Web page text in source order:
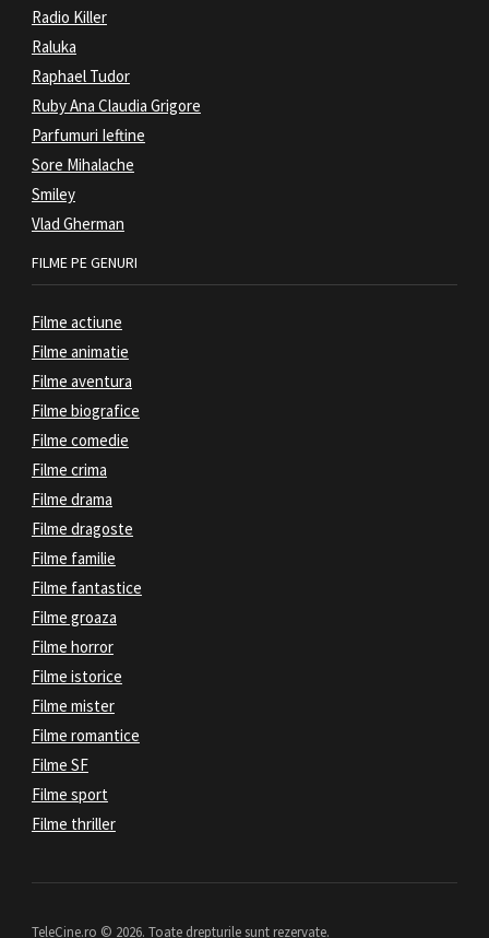
Radio Killer
Raluka
Raphael Tudor
Ruby Ana Claudia Grigore
Parfumuri Ieftine
Sore Mihalache
Smiley
Vlad Gherman
FILME PE GENURI
Filme actiune
Filme animatie
Filme aventura
Filme biografice
Filme comedie
Filme crima
Filme drama
Filme dragoste
Filme familie
Filme fantastice
Filme groaza
Filme horror
Filme istorice
Filme mister
Filme romantice
Filme SF
Filme sport
Filme thriller
TeleCine.ro © 2026. Toate drepturile sunt rezervate.